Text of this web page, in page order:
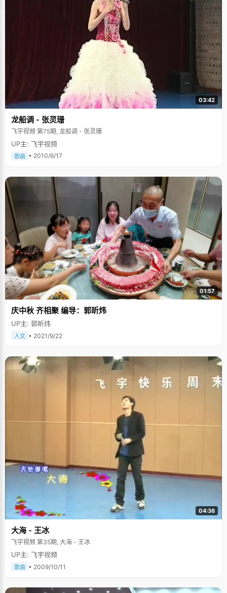
03:42
龙船调 - 张灵珊
飞宇视频 第75期, 龙船调 - 张灵珊
UP主: 飞宇视频
歌曲 • 2010/6/17
01:57
庆中秋 齐相聚 编导：郭昕炜
UP主: 郭昕炜
人文 • 2021/9/22
04:36
大海 - 王冰
飞宇视频 第35期, 大海 - 王冰
UP主: 飞宇视频
歌曲 • 2009/10/11